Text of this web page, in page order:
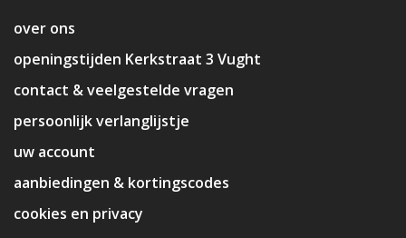
over ons
openingstijden Kerkstraat 3 Vught
contact & veelgestelde vragen
persoonlijk verlanglijstje
uw account
aanbiedingen & kortingscodes
cookies en privacy